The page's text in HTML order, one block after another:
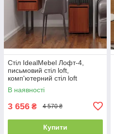
Стіл IdealMebel Лофт-4,
письмовий стіл loft,
комп'ютерний стіл loft
В наявності
3 656 ₴ 4 570 ₴
Купити